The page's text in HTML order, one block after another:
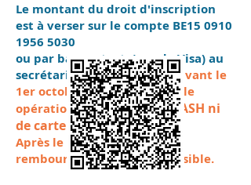
​Le montant du droit d'inscription
est à verser sur le compte BE15 0910
1956 5030
ou par bancontact(pas de Visa) au
secrétariat de l' Académie avant le
1er octobre 2026 en une seule
opération.PAS D’ARGENT CASH ni
de carte de crédit.
Après le 30 octobre, aucun
remboursement ne sera possible.